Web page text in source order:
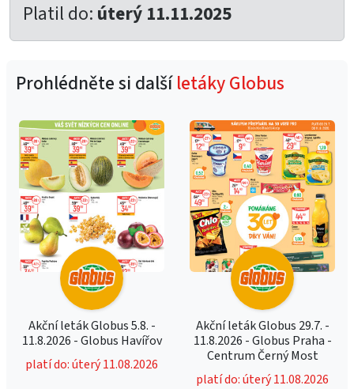
Platil do: úterý 11.11.2025
Prohlédněte si dalšíletáky Globus
Akční leták Globus 5.8. -
11.8.2026 - Globus Havířov
platí do: úterý 11.08.2026
Akční leták Globus 29.7. -
11.8.2026 - Globus Praha -
Centrum Černý Most
platí do: úterý 11.08.2026